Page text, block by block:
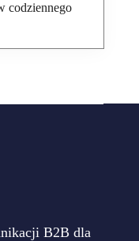
codziennego
B2B dla